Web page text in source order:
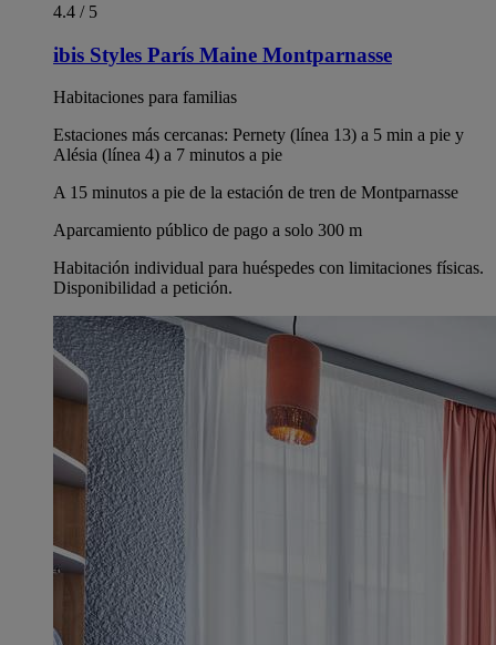
4.4 / 5
ibis Styles París Maine Montparnasse
Habitaciones para familias
Estaciones más cercanas: Pernety (línea 13) a 5 min a pie y
Alésia (línea 4) a 7 minutos a pie
A 15 minutos a pie de la estación de tren de Montparnasse
Aparcamiento público de pago a solo 300 m
Habitación individual para huéspedes con limitaciones físicas.
Disponibilidad a petición.